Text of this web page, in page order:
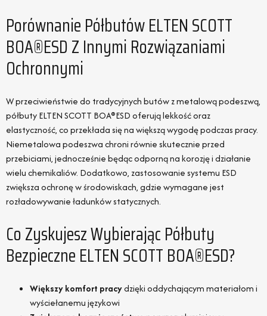
Porównanie Półbutów ELTEN SCOTT
BOA®ESD Z Innymi Rozwiązaniami
Ochronnymi
W przeciwieństwie do tradycyjnych butów z metalową podeszwą,
półbuty ELTEN SCOTT BOA®ESD oferują lekkość oraz
elastyczność, co przekłada się na większą wygodę podczas pracy.
Niemetalowa podeszwa chroni równie skutecznie przed
przebiciami, jednocześnie będąc odporną na korozję i działanie
wielu chemikaliów. Dodatkowo, zastosowanie systemu ESD
zwiększa ochronę w środowiskach, gdzie wymagane jest
rozładowywanie ładunków statycznych.
Co Zyskujesz Wybierając Półbuty
Bezpieczne ELTEN SCOTT BOA®ESD?
Większy komfort pracydzięki oddychającym materiałom i
wyściełanemu językowi